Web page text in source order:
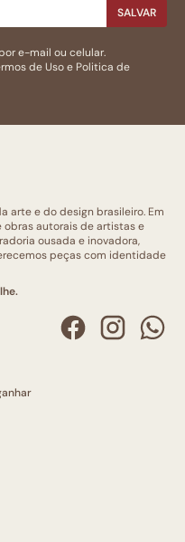
SALVAR
e-mail ou celular.
de Usoe Politica de
arte e do design brasileiro. Em
obras autorais de artistas e
ousada e inovadora,
peças com identidade